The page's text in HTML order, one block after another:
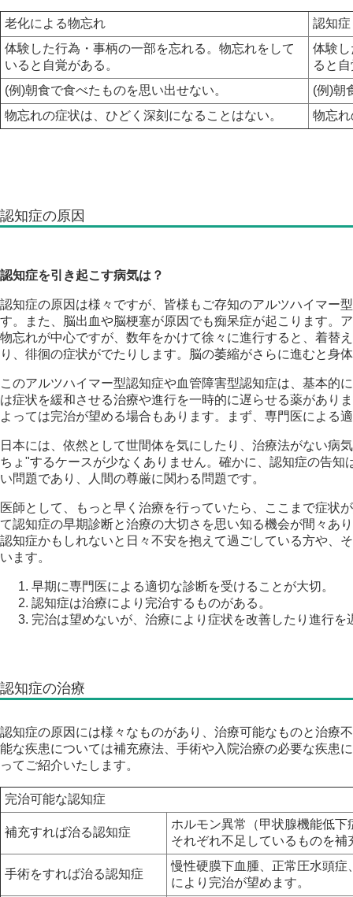
老化による物忘れ
認知
体験した行為・事柄の一部を忘れる。物忘れをして
いると自覚がある。
体験
ると
(例)朝食で食べたものを思い出せない。
(例)朝
物忘れの症状は、ひどく深刻になることはない。
物忘
認知症の原因
認知症を引き起こす病気は？
認知症の原因は様々ですが、皆様もご存知のアルツハイマー
す。また、脳出血や脳梗塞が原因でも痴呆症が起こります。
物忘れが中心ですが、数年をかけて徐々に進行すると、着替
り、徘徊の症状がでたりします。脳の萎縮がさらに進むと身
このアルツハイマー型認知症や血管障害型認知症は、基本的
は症状を緩和させる治療や進行を一時的に遅らせる薬があり
よっては完治が望める場合もあります。まず、専門医による
日本には、依然として世間体を気にしたり、治療法がない病
ちょ"するケースが少なくありません。確かに、認知症の告
い問題であり、人間の尊厳に関わる問題です。
医師として、もっと早く治療を行っていたら、ここまで症状
て認知症の早期診断と治療の大切さを思い知る機会が間々あ
認知症かもしれないと日々不安を抱えて過ごしている方や、
います。
早期に専門医による適切な診断を受けることが大切。
認知症は治療により完治するものがある。
完治は望めないが、治療により症状を改善したり進行
認知症の治療
認知症の原因には様々なものがあり、治療可能なものと治療
能な疾患については補充療法、手術や入院治療の必要な疾患
ってご紹介いたします。
完治可能な認知症
補充すれば治る認知症
ホルモン異常（甲状腺機能低
それぞれ不足しているものを補
手術をすれば治る認知症
慢性硬膜下血腫、正常圧水頭
により完治が望めます。